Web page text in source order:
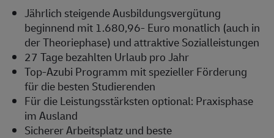
Jährlich steigende Ausbildungsvergütung
beginnend mit 1.680,96- Euro monatlich (auch in
der Theoriephase) und attraktive Sozialleistungen
27 Tage bezahlten Urlaub pro Jahr
Top-Azubi Programm mit spezieller Förderung
für die besten Studierenden
Für die Leistungsstärksten optional: Praxisphase
im Ausland
Sicherer Arbeitsplatz und beste